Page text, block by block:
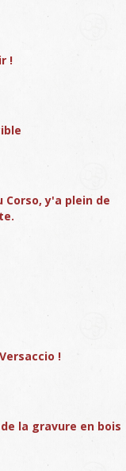
!
y'a plein de
!
la gravure en bois